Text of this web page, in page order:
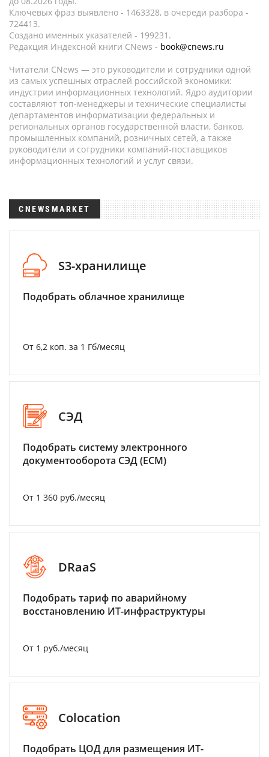
Ключевых фраз выявлено - 1463328, в очереди разбора -
724413.
Создано именных указателей - 199231.
Редакция Индексной книги CNews - book@cnews.ru
Читатели CNews — это руководители и сотрудники одной
из самых успешных отраслей российской экономики:
индустрии информационных технологий. Ядро аудитории
составляют топ-менеджеры и технические специалисты
департаментов информатизации федеральных и
региональных органов государственной власти, банков,
промышленных компаний, розничных сетей, а также
руководители и сотрудники компаний-поставщиков
информационных технологий и услуг связи.
CNEWSMARKET
S3-хранилище
Подобрать облачное хранилище
От 6,2 коп. за 1 Гб/месяц
СЭД
Подобрать систему электронного
документооборота СЭД (ECM)
От 1 360 руб./месяц
DRaaS
Подобрать тариф по аварийному
восстановлению ИТ-инфраструктуры
От 1 руб./месяц
Colocation
Подобрать ЦОД для размещения ИТ-